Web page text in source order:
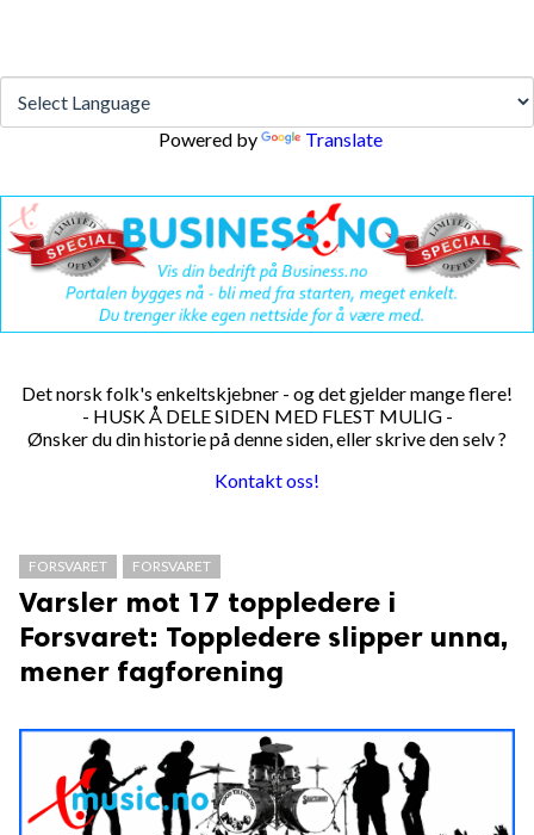
reserved.
Powered by Translate
Det norsk folk's enkeltskjebner - og det gjelder mange flere!
- HUSK Å DELE SIDEN MED FLEST MULIG -
Ønsker du din historie på denne siden, eller skrive den selv ?
Kontakt oss!
FORSVARET FORSVARET
Varsler mot 17 toppledere i
Forsvaret: Toppledere slipper unna,
mener fagforening